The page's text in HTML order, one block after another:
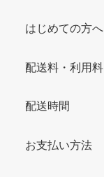
はじめての方へ
配送料・利用料
配送時間
お支払い方法